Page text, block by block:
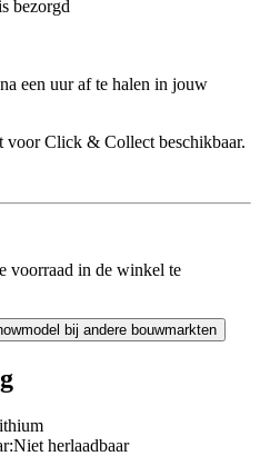
bezorgd
een uur af te halen in jouw
Click & Collect beschikbaar.
voorraad in de winkel te
bij andere bouwmarkten
herlaadbaar